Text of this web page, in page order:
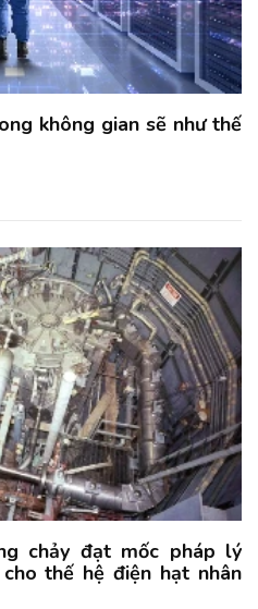
không gian sẽ như thế
chảy đạt mốc pháp lý
thế hệ điện hạt nhân